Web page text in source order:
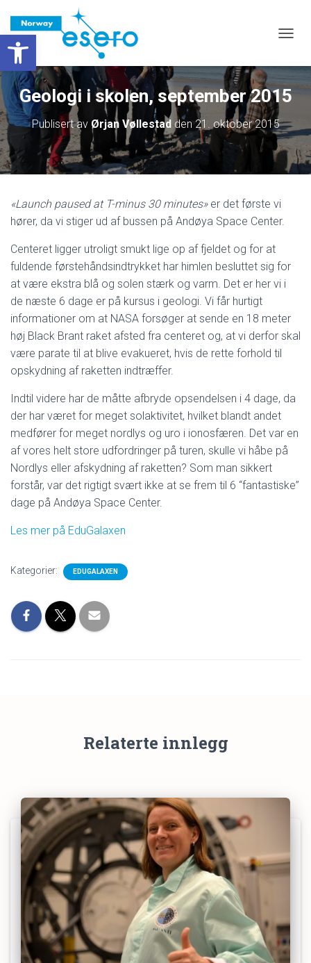
Vis verktøylinjen
Geologi i skolen, september 2015
Publisert av Ørjan Vøllestadden21. oktober 2015
«Launch paused at T-minus 30 minutes» er det første vi
hører, da vi stiger ud af bussen på Andøya Space Center.
Centeret ligger utroligt smukt lige op af fjeldet og for at
fuldende førstehåndsindtrykket har himlen besluttet sig for
at være ekstra blå og solen stærk og varm. Det er her vi i
de næste 6 dage er på kursus i geologi. Vi får hurtigt
informationer om at NASA forsøger at sende en 18 meter
høj Black Brant raket afsted fra centeret og, at vi derfor skal
være parate til at blive evakueret, hvis de rette forhold til
opskydning af raketten indtræffer.
Indtil videre har de måtte afbryde opsendelsen i 4 dage, da
der har været for meget solaktivitet, hvilket blandt andet
medfører for meget nordlys og uro i ionosfæren. Det var en
af vores helt store udfordringer på turen, skulle vi håbe på
Nordlys eller afskydning af raketten? Som man sikkert
forstår, var det rigtigt svært ikke at se frem til 6 “fantastiske”
dage på Andøya Space Center.
Les mer på EduGalaxen
Kategorier: EDUGALAXEN
Relaterte innlegg